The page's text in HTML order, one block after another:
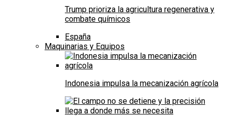
Trump prioriza la agricultura regenerativa y
combate químicos
España
Maquinarias y Equipos
Indonesia impulsa la mecanización agrícola